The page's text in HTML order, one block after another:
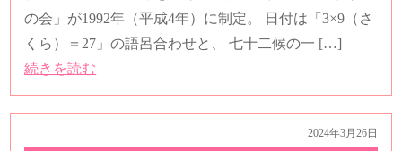
ハイサイ✨ 3月4日は【ミシンの日】です。 1990年（平
シン工業会（現在の日本縫製機械工業会）が制定。
「ミ（3）シ（4）ン」の語呂合わせ。 昔実家の […]